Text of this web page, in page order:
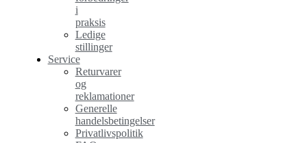
i
praksis
Ledige
stillinger
Service
Returvarer
og
reklamationer
Generelle
handelsbetingelser
Privatlivspolitik